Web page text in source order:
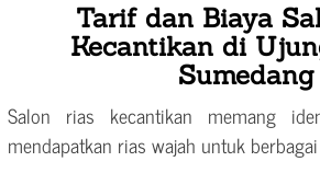
Tarif dan Biaya
Kecantikan di
Sumedang
Salon rias kecantikan memang
mendapatkan rias wajah untuk